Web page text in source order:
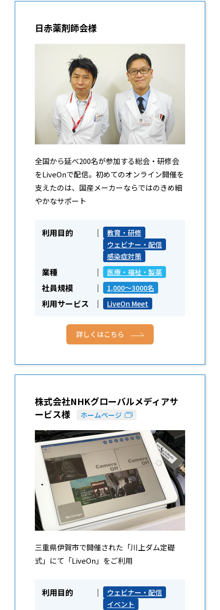
日赤薬剤師会様
全国から延べ200名が参加する総会・研修会
をLiveOnで配信。初めてのオンライン開催を
支えたのは、国産メーカーならではのきめ細
やかなサポート
利用目的
教育・研修
ウェビナー・配信
感染症対策
業種 医療・福祉・製薬
社員規模 1,000～3000名
利用サービス LiveOn Meet
詳しくはこちら
株式会社NHKグローバルメディアサ
ービス様
ホームページ
三重県伊賀市で開催された「川上ダム定礎
式」にて「LiveOn」をご利用
利用目的
ウェビナー・配信
イベント